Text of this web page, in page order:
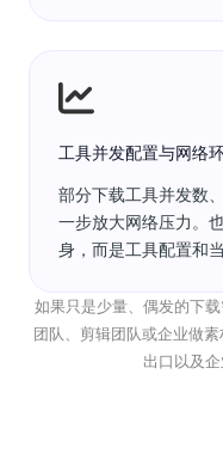
工具并发配置与网络
部分下载工具并发数
一步放大网络压力。
身，而是工具配置和
如果只是少量、偶发的下
团队、剪辑团队或企业做
出口以及企